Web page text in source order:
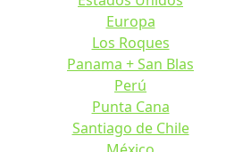
Europa
Los Roques
Panama + San Blas
Perú
Punta Cana
Santiago de Chile